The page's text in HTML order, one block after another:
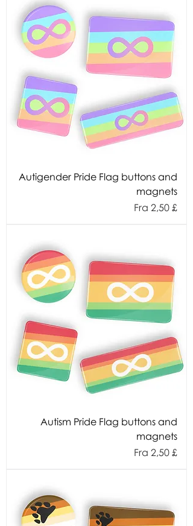
Autigender Pride Flag buttons and
magnets
Fra 2,50 £
Salgspris
Autism Pride Flag buttons and
magnets
Fra 2,50 £
Salgspris